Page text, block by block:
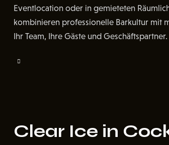
Eventlocation oder in gemieteten
kombinieren professionelle Barkultur mit
Ihr Team, Ihre Gäste und
Clear Ice in